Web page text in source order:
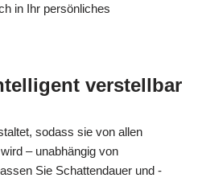
in Ihr persönliches
verstellbar
sodass sie von allen
– unabhängig von
Sie Schattendauer und -